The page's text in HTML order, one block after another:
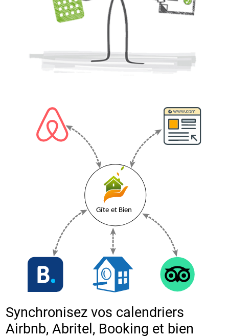
Synchronisez vos calendriers
Airbnb, Abritel, Booking et bien